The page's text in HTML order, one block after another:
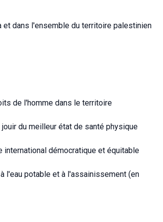
dans l'ensemble du territoire palestinien
de l'homme dans le territoire
du meilleur état de santé physique
international démocratique et équitable
l'eau potable et à l'assainissement (en